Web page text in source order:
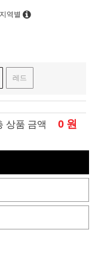
지역별
레드
상품 금액 0 원